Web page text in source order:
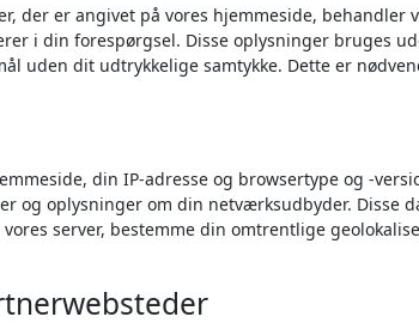
der er angivet på vores hjemmeside, behandler
i din forespørgsel. Disse oplysninger bruges
uden dit udtrykkelige samtykke. Dette er
din IP-adresse og browsertype og -
og oplysninger om din netværksudbyder. Disse
server, bestemme din omtrentlige